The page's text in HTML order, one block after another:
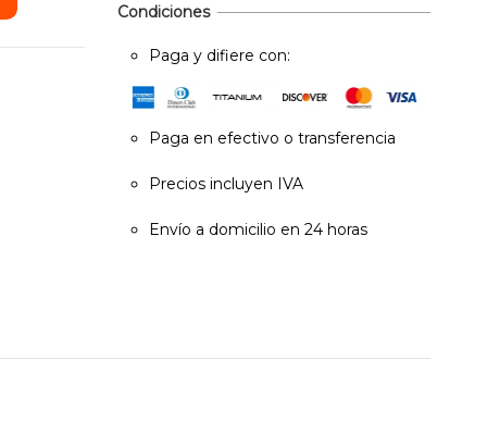
Condiciones
Paga y difiere con:
Paga en efectivo o transferencia
Precios incluyen IVA
Envío a domicilio en 24 horas